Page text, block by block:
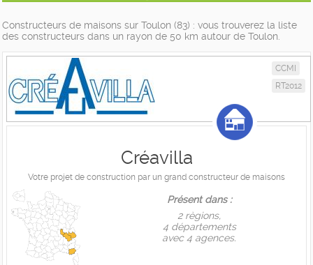
Constructeurs de maisons sur Toulon (83) : vous trouverez la liste
des constructeurs dans un rayon de 50 km autour de Toulon.
CCMI
RT2012
Créavilla
Votre projet de construction par un grand constructeur de maisons
Présent dans :
2 règions,
4 départements
avec 4 agences.